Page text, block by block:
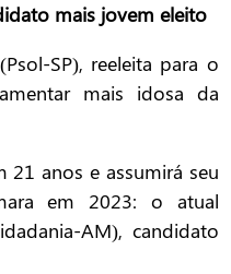
mais jovem eleito
SP), reeleita para o
mais idosa da
anos e assumirá seu
em 2023: o atual
AM), candidato